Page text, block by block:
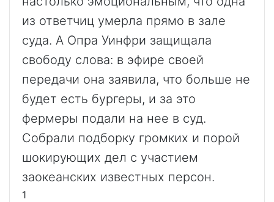
из ответчиц умерла прямо в зале
суда. А Опра Уинфри защищала
свободу слова: в эфире своей
передачи она заявила, что больше не
будет есть бургеры, и за это
фермеры подали на нее в суд.
Собрали подборку громких и порой
шокирующих дел с участием
заокеанских известных персон.
1